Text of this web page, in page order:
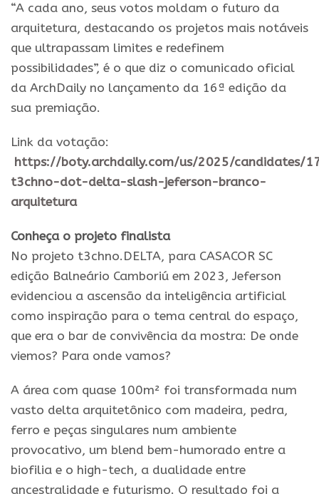
“A cada ano, seus votos moldam o futuro da
arquitetura, destacando os projetos mais notáveis
que ultrapassam limites e redefinem
possibilidades”, é o que diz o comunicado oficial
da ArchDaily no lançamento da 16ª edição da
sua premiação.
Link da votação:
https://boty.archdaily.com/us/2025/candidates/
t3chno-dot-delta-slash-jeferson-branco-
arquitetura
Conheça o projeto finalista
No projeto t3chno.DELTA, para CASACOR SC
edição Balneário Camboriú em 2023, Jeferson
evidenciou a ascensão da inteligência artificial
como inspiração para o tema central do espaço,
que era o bar de convivência da mostra: De onde
viemos? Para onde vamos?
A área com quase 100m² foi transformada num
vasto delta arquitetônico com madeira, pedra,
ferro e peças singulares num ambiente
provocativo, um blend bem-humorado entre a
biofilia e o high-tech, a dualidade entre
ancestralidade e futurismo. O resultado foi a